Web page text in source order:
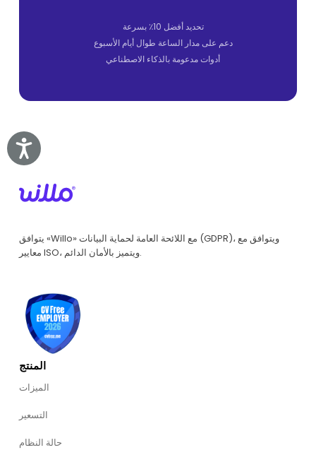
Accessibility
تحديد أفضل 10٪ بسرعة
دعم على مدار الساعة طوال أيام الأسبوع
أدوات مدعومة بالذكاء الاصطناعي
يتوافق «Willo» مع اللائحة العامة لحماية البيانات (GDPR)، ويتوافق مع
معايير ISO، ويتميز بالأمان الدائم.
المنتج
الميزات
التسعير
حالة النظام